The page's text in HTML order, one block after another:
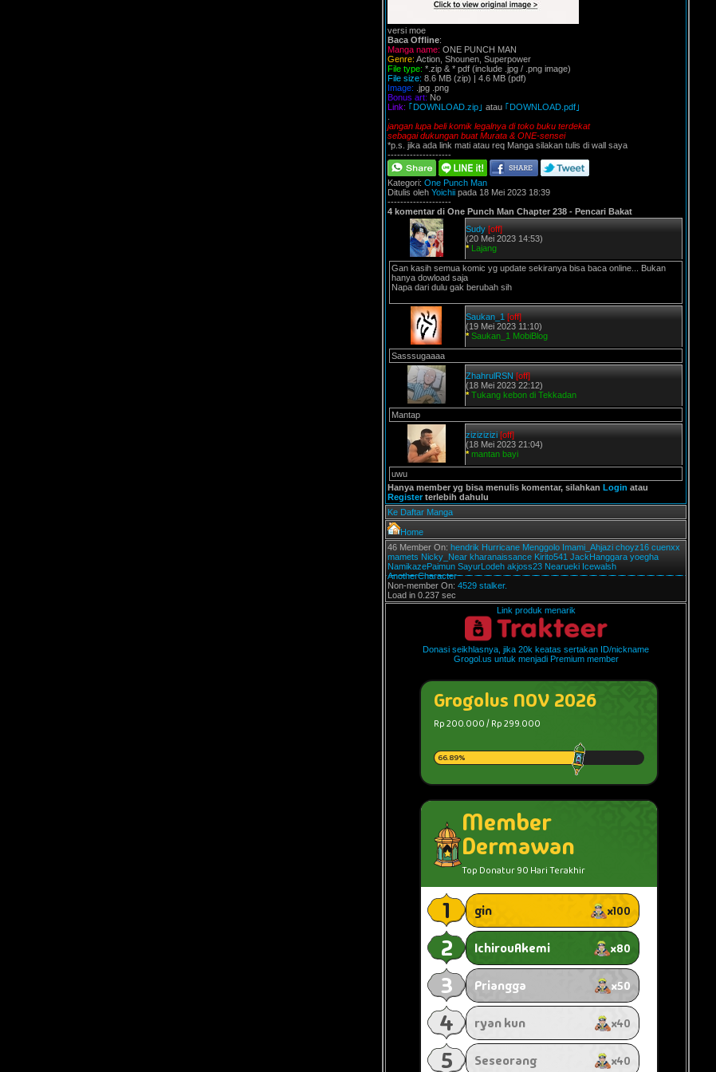
versi moe
Baca Offline:
Manga name: ONE PUNCH MAN
Genre: Action, Shounen, Superpower
File type: *.zip & * pdf (include .jpg / .png image)
File size: 8.6 MB (zip) | 4.6 MB (pdf)
Image: .jpg .png
Bonus art: No
Link: ｢DOWNLOAD.zip｣ atau ｢DOWNLOAD.pdf｣
jangan lupa beli komik legalnya di toko buku terdekat
sebagai dukungan buat Murata & ONE-sensei
*p.s. jika ada link mati atau req Manga silakan tulis di wall saya
--------------------
Kategori: One Punch Man
Ditulis oleh Yoichii pada 18 Mei 2023 18:39
--------------------
4 komentar di One Punch Man Chapter 238 - Pencari Bakat
Sudy [off]
(20 Mei 2023 14:53)
* Lajang
Gan kasih semua komic yg update sekiranya bisa baca online... Bukan
hanya dowload saja
Napa dari dulu gak berubah sih
Saukan_1 [off]
(19 Mei 2023 11:10)
* Saukan_1 MobiBlog
Sasssugaaaa
ZhahrulRSN [off]
(18 Mei 2023 22:12)
* Tukang kebon di Tekkadan
Mantap
zizizizizi [off]
(18 Mei 2023 21:04)
* mantan bayi
uwu
Hanya member yg bisa menulis komentar, silahkan Login atau
Registerterlebih dahulu
Ke Daftar Manga
Home
46 Member On: hendrik Hurricane Menggolo Imami_Ahjazi choyz16 cuenxx
mamets Nicky_Near kharanaissance Kirito541 JackHanggara yoegha
NamikazePaimun SayurLodeh akjoss23 Nearueki Icewalsh
AnotherCharacter
Non-member On: 4529 stalker.
Load in 0.237 sec
Link produk menarik
Donasi seikhlasnya, jika 20k keatas sertakan ID/nickname
Grogol.us untuk menjadi Premium member